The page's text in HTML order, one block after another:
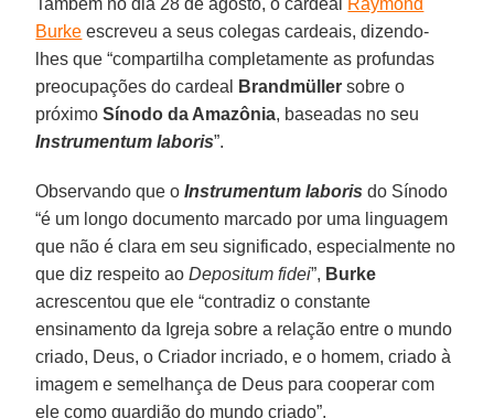
Burke escreveu a seus colegas cardeais, dizendo-
lhes que “compartilha completamente as profundas
preocupações do cardeal
Brandmüller sobre o
próximoSínodo da Amazônia, baseadas no seu
Instrumentum laboris”.
Observando que oInstrumentum laboris do Sínodo
“é um longo documento marcado por uma linguagem
que não é clara em seu significado, especialmente no
que diz respeito aoDepositum fidei”, Burke
acrescentou que ele “contradiz o constante
ensinamento da Igreja sobre a relação entre o mundo
criado, Deus, o Criador incriado, e o homem, criado à
imagem e semelhança de Deus para cooperar com
ele como guardião do mundo criado”.